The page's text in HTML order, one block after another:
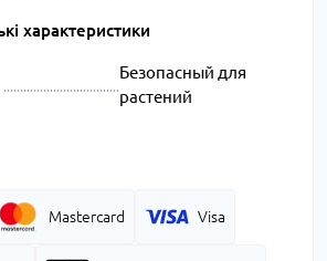
характеристики
Безопасный для
растений
Mastercard Visa